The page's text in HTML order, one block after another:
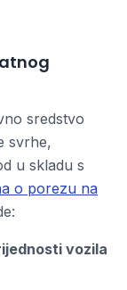
sredstvo
svrhe,
u skladu s
o porezu na
vozila